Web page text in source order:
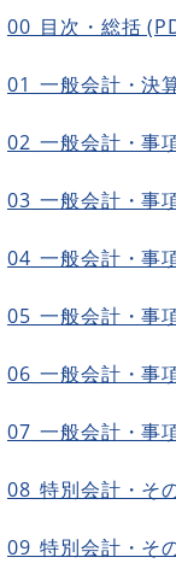
00_目次・総括
01_一般会計・決
02_一般会計・事
03_一般会計・事
04_一般会計・事
05_一般会計・事
06_一般会計・事
07_一般会計・事
08_特別会計・そ
09_特別会計・そ